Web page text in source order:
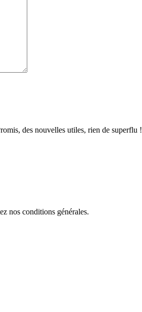
des nouvelles utiles, rien de superflu !
nos conditions générales.